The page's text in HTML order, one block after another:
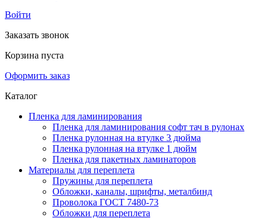
Войти
Заказать звонок
Корзина пуста
Оформить заказ
Каталог
Пленка для ламинирования
Пленка для ламинирования софт тач в рулонах
Пленка рулонная на втулке 3 дюйма
Пленка рулонная на втулке 1 дюйм
Пленка для пакетных ламинаторов
Материалы для переплета
Пружины для переплета
Обложки, каналы, шрифты, металбинд
Проволока ГОСТ 7480-73
Обложки для переплета